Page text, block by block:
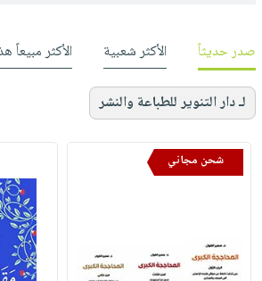
صدر حديثاً الأكثر شعبية الأكثر مبيعاً
لـ دار التنوير للطباعة والنشر
شحن مجاني